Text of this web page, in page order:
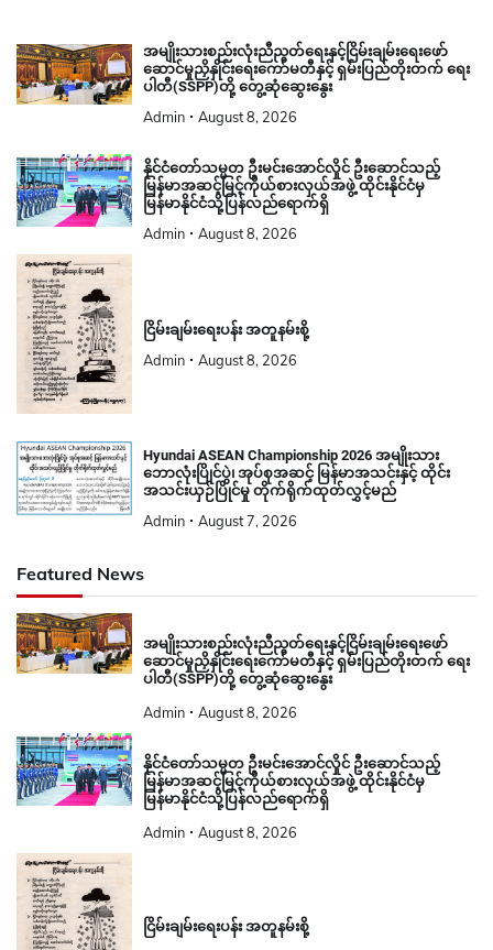
အမျိုးသားစည်းလုံးညီညွတ်ရေးနှင့်ငြိမ်းချမ်းရေးဖော်
ဆောင်မှုညှိနှိုင်းရေးကော်မတီနှင့် ရှမ်းပြည်တိုးတက် ရေး
ပါတီ(SSPP)တို့ တွေ့ဆုံဆွေးနွေး
Admin August 8, 2026
နိုင်ငံတော်သမ္မတ ဦးမင်းအောင်လှိုင် ဦးဆောင်သည့်
မြန်မာအဆင့်မြင့်ကိုယ်စားလှယ်အဖွဲ့ ထိုင်းနိုင်ငံမှ
မြန်မာနိုင်ငံသို့ပြန်လည်ရောက်ရှိ
Admin August 8, 2026
ငြိမ်းချမ်းရေးပန်း အတူနမ်းစို့
Admin August 8, 2026
Hyundai ASEAN Championship 2026 အမျိုးသား
ဘောလုံးပြိုင်ပွဲ၊ အုပ်စုအဆင့် မြန်မာအသင်းနှင့် ထိုင်း
အသင်းယှဉ်ပြိုင်မှု တိုက်ရိုက်ထုတ်လွှင့်မည်
Admin August 7, 2026
Featured News
အမျိုးသားစည်းလုံးညီညွတ်ရေးနှင့်ငြိမ်းချမ်းရေးဖော်
ဆောင်မှုညှိနှိုင်းရေးကော်မတီနှင့် ရှမ်းပြည်တိုးတက် ရေး
ပါတီ(SSPP)တို့ တွေ့ဆုံဆွေးနွေး
Admin August 8, 2026
နိုင်ငံတော်သမ္မတ ဦးမင်းအောင်လှိုင် ဦးဆောင်သည့်
မြန်မာအဆင့်မြင့်ကိုယ်စားလှယ်အဖွဲ့ ထိုင်းနိုင်ငံမှ
မြန်မာနိုင်ငံသို့ပြန်လည်ရောက်ရှိ
Admin August 8, 2026
ငြိမ်းချမ်းရေးပန်း အတူနမ်းစို့